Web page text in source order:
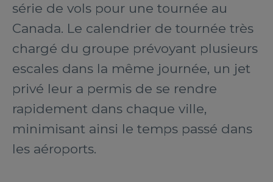
série de vols pour une tournée au
Canada. Le calendrier de tournée très
chargé du groupe prévoyant plusieurs
escales dans la même journée, un jet
privé leur a permis de se rendre
rapidement dans chaque ville,
minimisant ainsi le temps passé dans
les aéroports.